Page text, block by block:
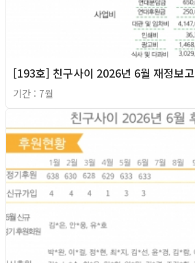
[193호] 친구사이 2026년 6월 재정보고
기간 : 7월